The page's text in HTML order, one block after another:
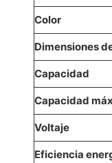
Color
Dimensiones
Capacidad
Capacidad
Voltaje
Eficiencia